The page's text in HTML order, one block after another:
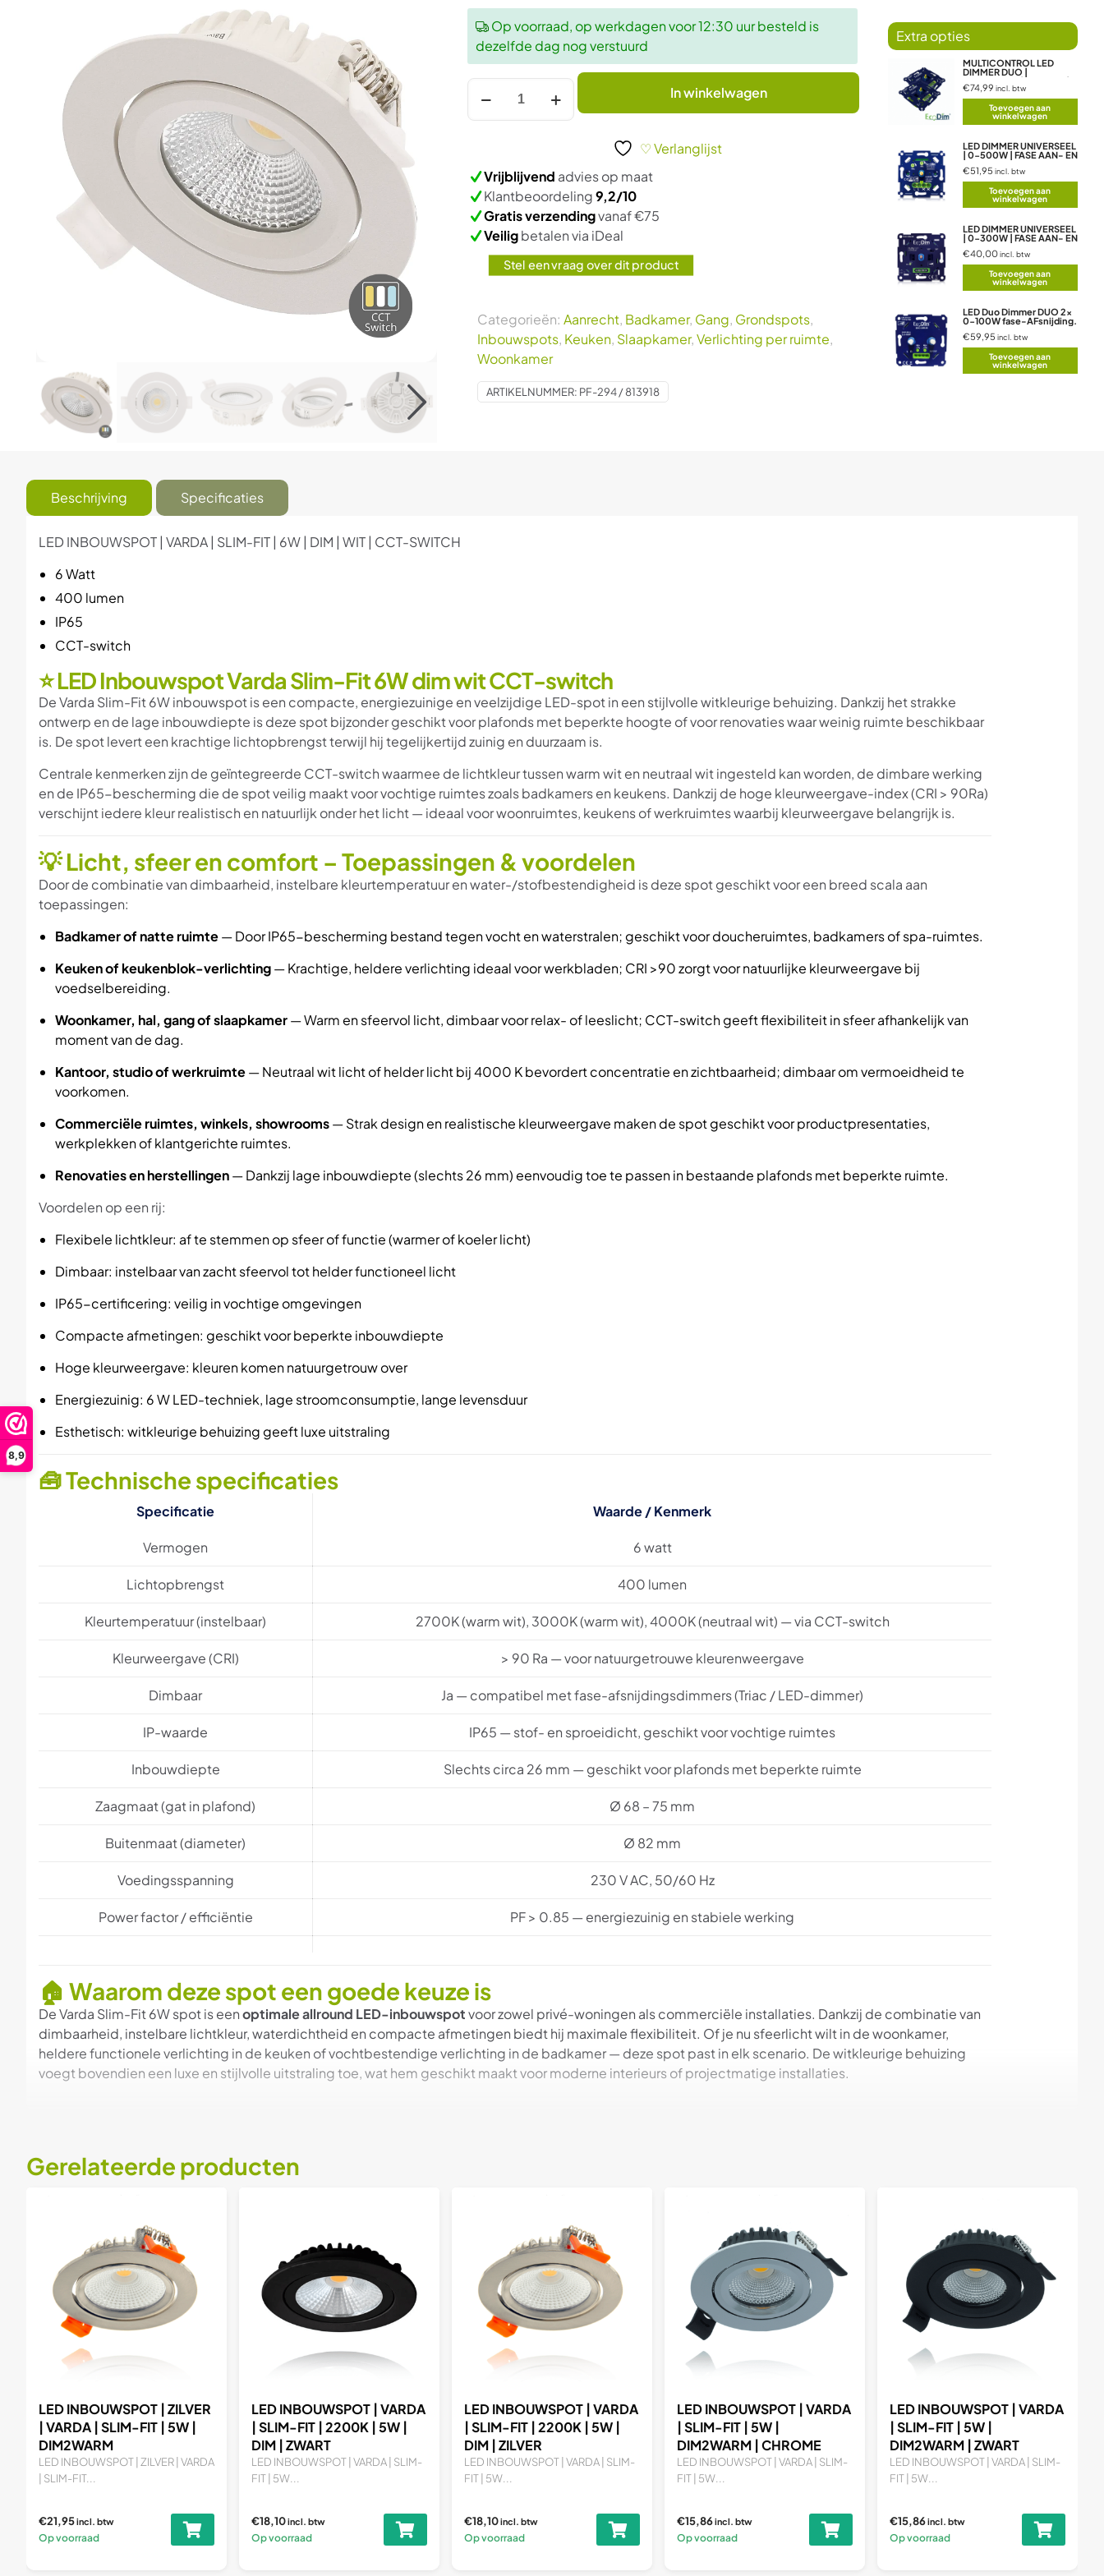
8,9
Op voorraad, op werkdagen voor 12:30 uur besteld is
dezelfde dag nog verstuurd
LED
INBOUWSPOT
SLIM-
FIT
6W
WIT
CCT-
SWITCH
aantal
In winkelwagen
♡ Verlanglijst
Vrijblijvend advies op maat
Klantbeoordeling9,2/10
Gratis verzendingvanaf €75
Veiligbetalen via iDeal
Stel een vraag over dit product
Categorieën: Aanrecht, Badkamer, Gang, Grondspots,
Inbouwspots, Keuken, Slaapkamer,Verlichting per ruimte,
Woonkamer
ARTIKELNUMMER: PF-294 / 813918
MULTICONTROL LED
DIMMER DUO |
UNIVERSEEL | 0-250W |
FASE AFSNIJDING
€74,99 incl. btw
Toevoegen aan
winkelwagen
LED DIMMER UNIVERSEEL
| 0-500W | FASE AAN- EN
AFSNIJDING (RLC
€51,95 incl. btw
Toevoegen aan
winkelwagen
LED DIMMER UNIVERSEEL
| 0-300W | FASE AAN- EN
AFSNIJDING (RLC)
€40,00incl. btw
Toevoegen aan
winkelwagen
LED Duo Dimmer DUO 2x
0-100W fase-AFsnijding.
Dubbele draaidimmer
voor LED Lampen (RC)
€59,95 incl. btw
Toevoegen aan
winkelwagen
Beschrijving Specificaties
LED INBOUWSPOT | VARDA | SLIM-FIT | 6W | DIM | WIT | CCT-SWITCH
6 Watt
400 lumen
IP65
CCT-switch
⭐ LED Inbouwspot Varda Slim-Fit 6W dim wit CCT-switch
De Varda Slim-Fit 6W inbouwspot is een compacte, energiezuinige en veelzijdige LED-spot in een stijlvolle witkleurige behuizing. Dankzij het strakke
ontwerp en de lage inbouwdiepte is deze spot bijzonder geschikt voor plafonds met beperkte hoogte of voor renovaties waar weinig ruimte beschikbaar
is. De spot levert een krachtige lichtopbrengst terwijl hij tegelijkertijd zuinig en duurzaam is.
Centrale kenmerken zijn de geïntegreerde CCT-switch waarmee de lichtkleur tussen warm wit en neutraal wit ingesteld kan worden, de dimbare werking
en de IP65-bescherming die de spot veilig maakt voor vochtige ruimtes zoals badkamers en keukens. Dankzij de hoge kleurweergave-index (CRI > 90Ra)
verschijnt iedere kleur realistisch en natuurlijk onder het licht — ideaal voor woonruimtes, keukens of werkruimtes waarbij kleurweergave belangrijk is.
💡 Licht, sfeer en comfort – Toepassingen & voordelen
Door de combinatie van dimbaarheid, instelbare kleurtemperatuur en water-/stofbestendigheid is deze spot geschikt voor een breed scala aan
toepassingen:
Badkamer of natte ruimte— Door IP65-bescherming bestand tegen vocht en waterstralen; geschikt voor doucheruimtes, badkamers of spa-ruimtes.
Keuken of keukenblok-verlichting— Krachtige, heldere verlichting ideaal voor werkbladen; CRI >90 zorgt voor natuurlijke kleurweergave bij
voedselbereiding.
Woonkamer, hal, gang of slaapkamer— Warm en sfeervol licht, dimbaar voor relax- of leeslicht; CCT-switch geeft flexibiliteit in sfeer afhankelijk van
moment van de dag.
Kantoor, studio of werkruimte— Neutraal wit licht of helder licht bij 4000 K bevordert concentratie en zichtbaarheid; dimbaar om vermoeidheid te
voorkomen.
Commerciële ruimtes, winkels, showrooms— Strak design en realistische kleurweergave maken de spot geschikt voor productpresentaties,
werkplekken of klantgerichte ruimtes.
Renovaties en herstellingen— Dankzij lage inbouwdiepte (slechts 26 mm) eenvoudig toe te passen in bestaande plafonds met beperkte ruimte.
Voordelen op een rij:
Flexibele lichtkleur: af te stemmen op sfeer of functie (warmer of koeler licht)
Dimbaar: instelbaar van zacht sfeervol tot helder functioneel licht
IP65-certificering: veilig in vochtige omgevingen
Compacte afmetingen: geschikt voor beperkte inbouwdiepte
Hoge kleurweergave: kleuren komen natuurgetrouw over
Energiezuinig: 6 W LED-techniek, lage stroomconsumptie, lange levensduur
Esthetisch: witkleurige behuizing geeft luxe uitstraling
🧰 Technische specificaties
Specificatie Waarde / Kenmerk
Vermogen 6 watt
Lichtopbrengst 400 lumen
Kleurtemperatuur (instelbaar) 2700K (warm wit), 3000K (warm wit), 4000K (neutraal wit) — via CCT-switch
Kleurweergave (CRI) > 90 Ra — voor natuurgetrouwe kleurenweergave
Dimbaar Ja — compatibel met fase-afsnijdingsdimmers (Triac / LED-dimmer)
IP-waarde IP65 — stof- en sproeidicht, geschikt voor vochtige ruimtes
Inbouwdiepte Slechts circa 26 mm — geschikt voor plafonds met beperkte ruimte
Zaagmaat (gat in plafond) Ø 68 – 75 mm
Buitenmaat (diameter) Ø 82 mm
Voedingsspanning 230 V AC, 50/60 Hz
Power factor / efficiëntie PF > 0.85 — energiezuinig en stabiele werking
🏠 Waarom deze spot een goede keuze is
De Varda Slim-Fit 6W spot is eenoptimale allround LED-inbouwspotvoor zowel privé-woningen als commerciële installaties. Dankzij de combinatie van
dimbaarheid, instelbare lichtkleur, waterdichtheid en compacte afmetingen biedt hij maximale flexibiliteit. Of je nu sfeerlicht wilt in de woonkamer,
heldere functionele verlichting in de keuken of vochtbestendige verlichting in de badkamer — deze spot past in elk scenario. De witkleurige behuizing
voegt bovendien een luxe en stijlvolle uitstraling toe, wat hem geschikt maakt voor moderne interieurs of projectmatige installaties.
Gerelateerde producten
LED INBOUWSPOT | VARDA
| SLIM-FIT | 2200K | 5W |
DIM | ZWART
LED INBOUWSPOT | VARDA | SLIM-
FIT | 5W...
€18,10incl. btw
Op voorraad
LED INBOUWSPOT | VARDA
| SLIM-FIT | 2200K | 5W |
DIM | ZILVER
LED INBOUWSPOT | VARDA | SLIM-
FIT | 5W...
€18,10incl. btw
Op voorraad
LED INBOUWSPOT | VARDA
| SLIM-FIT | 5W |
DIM2WARM | CHROME
LED INBOUWSPOT | VARDA | SLIM-
FIT | 5W...
€15,86incl. btw
Op voorraad
LED INBOUWSPOT | VARDA
| SLIM-FIT | 5W |
DIM2WARM | ZWART
LED INBOUWSPOT | VARDA | SLIM-
FIT | 5W...
€15,86incl. btw
Op voorraad
LED INBOUWSPOT | VARDA
| SLIM-FIT | 5W |
DIM2WARM | ZILVER
LED INBOUWSPOT | VARDA | SLIM-
FIT | 5W...
€15,86incl. btw
Op voorraad